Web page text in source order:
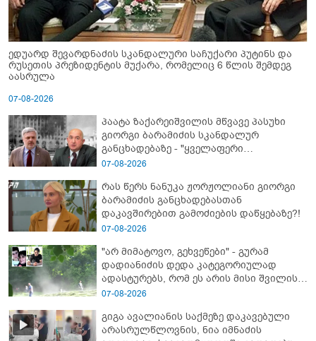
ედუარდ შევარდნაძის სკანდალური საჩუქარი პუტინს და
რუსეთის პრეზიდენტის მუქარა, რომელიც 6 წლის შემდეგ
აასრულა
07-08-2026
პაატა ზაქარეიშვილის მწვავე პასუხი
გიორგი ბარამიძის სკანდალურ
განცხადებაზე - "ყველაფერი
დეტალურად ვიცი... კამანში მოკლული
ბარამიძე კი ტყუის"
07-08-2026
რას წერს ნანუკა ჟორჟოლიანი გიორგი
ბარამიძის განცხადებასთან
დაკავშირებით გამოძიების დაწყებაზე?!
07-08-2026
"არ მიმატოვო, გეხვეწები" - გუ­რა­მ
დადიანიძის დედა კა­ტე­გო­რი­უ­ლად
ადას­ტუ­რებს, რომ ეს არის მისი შვი­ლის
ხმა
07-08-2026
გიგა ავალიანის საქმეზე დაკავებული
არასრულწლოვნის, ნია იმნაძის